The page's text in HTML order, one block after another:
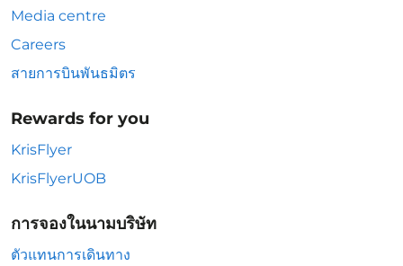
Media centre
Careers
สายการบินพันธมิตร
Rewards for you
KrisFlyer
KrisFlyerUOB
การจองในนามบริษัท
ตัวแทนการเดินทาง